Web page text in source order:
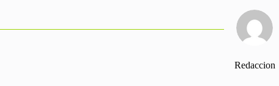
Redaccion